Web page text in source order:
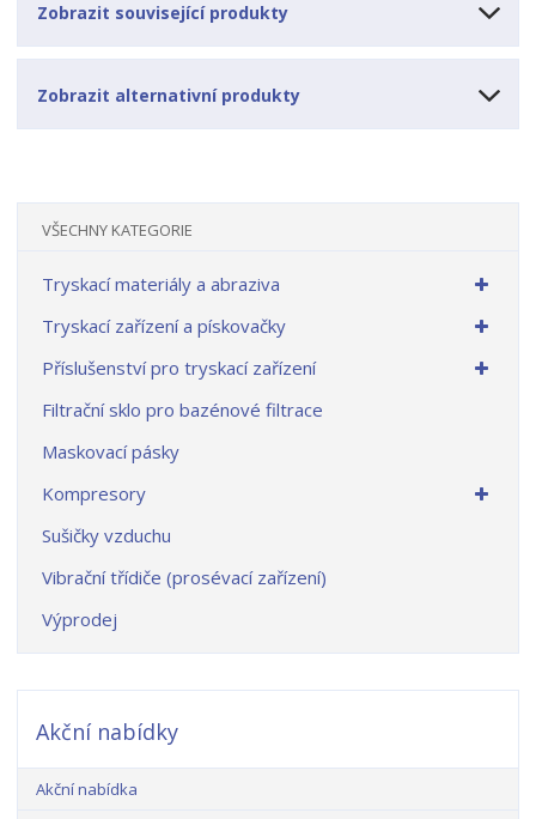
Zobrazit související produkty
Zobrazit alternativní produkty
VŠECHNY KATEGORIE
Tryskací materiály a abraziva
Tryskací zařízení a pískovačky
Příslušenství pro tryskací zařízení
Filtrační sklo pro bazénové filtrace
Maskovací pásky
Kompresory
Sušičky vzduchu
Vibrační třídiče (prosévací zařízení)
Výprodej
Akční nabídky
Akční nabídka